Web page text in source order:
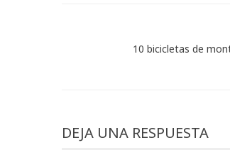
10 bicicletas de
DEJA UNA RESPUESTA